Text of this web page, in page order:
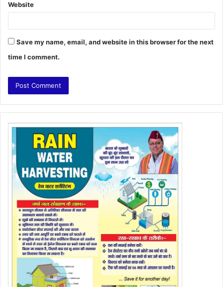
Website
Save my name, email, and website in this browser for the next
time I comment.